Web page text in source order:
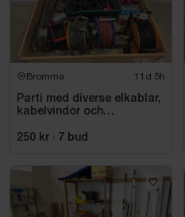
Bromma 11d 5h
Parti med diverse elkablar,
kabelvindor och
250 kr · 7 bud